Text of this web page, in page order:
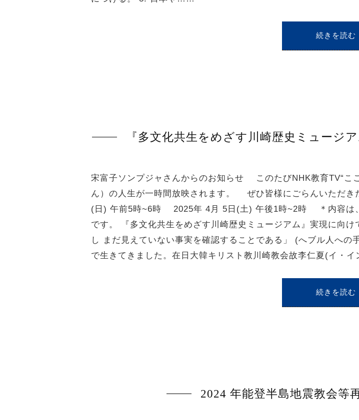
続きを読む
『多文化共生をめざす川崎歴史ミュージ
宋富子ソンプジャさんからのお知らせ このたびNHK教育TV“こ
ん）の人生が一時間放映されます。 ぜひ皆様にごらんいただ
(日) 午前5時~6時 2025年 4月 5日(土) 午後1時~2時 ＊内容は
です。 『多文化共生をめざす川崎歴史ミュージアム』実現に向
し まだ見えていない事実を確認することである」 (へブル人
で生きてきました。在日大韓キリスト教川崎教会故李仁夏(イ・
続きを読む
2024 年能登半島地震教会等